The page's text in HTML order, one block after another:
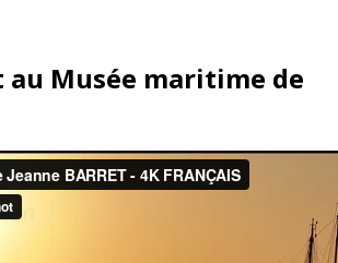
au Musée maritime de